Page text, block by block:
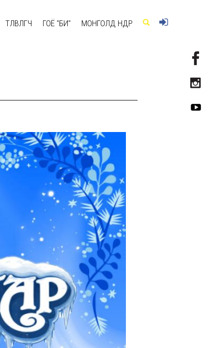
ТӨЛӨВЛӨГЧ ГОЁ "БИ" МОНГОЛД ӨНӨӨДӨР